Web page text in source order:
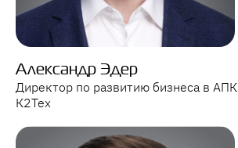
Александр Эдер
Директор по развитию бизнеса в АПК
К2Тех